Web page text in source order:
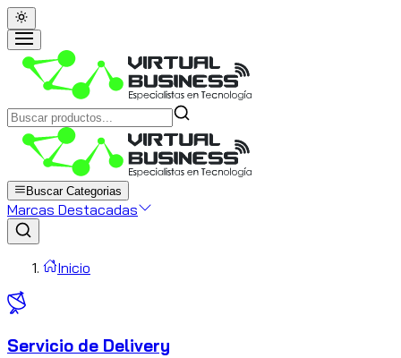
Buscar Categorias
Marcas Destacadas
Inicio
Servicio de Delivery